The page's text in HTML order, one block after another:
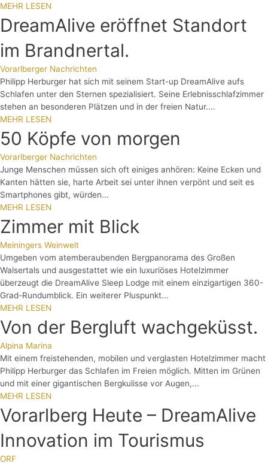
MEHR LESEN
DreamAlive eröffnet Standort
im Brandnertal.
Vorarlberger Nachrichten
Philipp Herburger hat sich mit seinem Start-up DreamAlive aufs
Schlafen unter den Sternen spezialisiert. Seine Erlebnisschlafzimmer
stehen an besonderen Plätzen und in der freien Natur....
MEHR LESEN
50 Köpfe von morgen
Vorarlberger Nachrichten
Junge Menschen müssen sich oft einiges anhören: Keine Ecken und
Kanten hätten sie, harte Arbeit sei unter ihnen verpönt und seit es
Smartphones gibt, würden...
MEHR LESEN
Zimmer mit Blick
Meiningers Weinwelt
Umgeben vom atemberaubenden Bergpanorama des Großen
Walsertals und ausgestattet wie ein luxuriöses Hotelzimmer
überzeugt die DreamAlive Sleep Lodge mit einem einzigartigen 360-
Grad-Rundumblick. Ein weiterer Pluspunkt...
MEHR LESEN
Von der Bergluft wachgeküsst.
Alpina Marina
Mit einem freistehenden, mobilen und verglasten Hotelzimmer macht
Philipp Herburger das Schlafen im Freien möglich. Mitten im Grünen
und mit einer gigantischen Bergkulisse vor Augen,...
MEHR LESEN
Vorarlberg Heute – DreamAlive
Innovation im Tourismus
ORF